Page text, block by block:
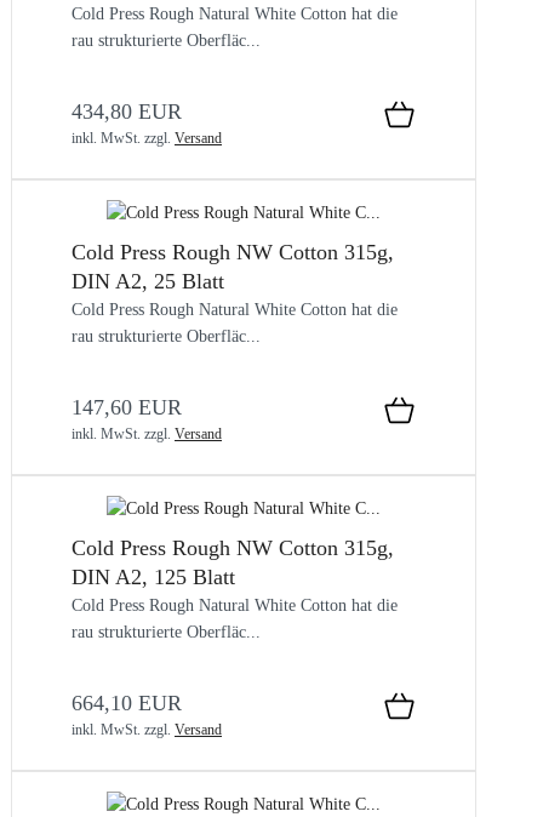
Cold Press Rough Natural White Cotton hat die
rau strukturierte Oberfläc...
434,80 EUR
inkl. MwSt. zzgl. Versand
Cold Press Rough NW Cotton 315g,
DIN A2, 25 Blatt
Cold Press Rough Natural White Cotton hat die
rau strukturierte Oberfläc...
147,60 EUR
inkl. MwSt. zzgl. Versand
Cold Press Rough NW Cotton 315g,
DIN A2, 125 Blatt
Cold Press Rough Natural White Cotton hat die
rau strukturierte Oberfläc...
664,10 EUR
inkl. MwSt. zzgl. Versand